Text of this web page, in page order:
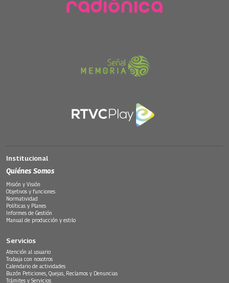
Institucional
Quiénes Somos
Misión y Visión
Objetivos y funciones
Normatividad
Políticas y Planes
Informes de Gestión
Manual de producción y estilo
Servicios
Atención al usuario
Trabaja con nosotros
Calendario de actividades
Buzón Peticiones, Quejas, Reclamos y Denuncias
Trámites y Servicios